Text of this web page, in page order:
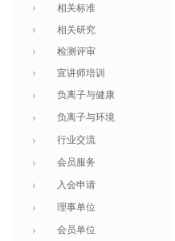
相关标准
相关研究
检测评审
宣讲师培训
负离子与健康
负离子与环境
行业交流
会员服务
入会申请
理事单位
会员单位